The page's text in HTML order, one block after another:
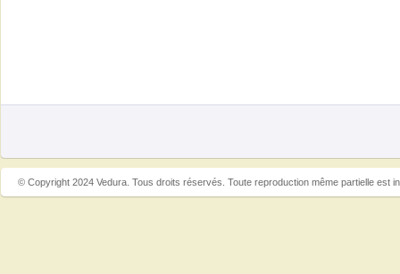
© Copyright 2024 Vedura. Tous droits réservés. Toute reproduction même partielle est